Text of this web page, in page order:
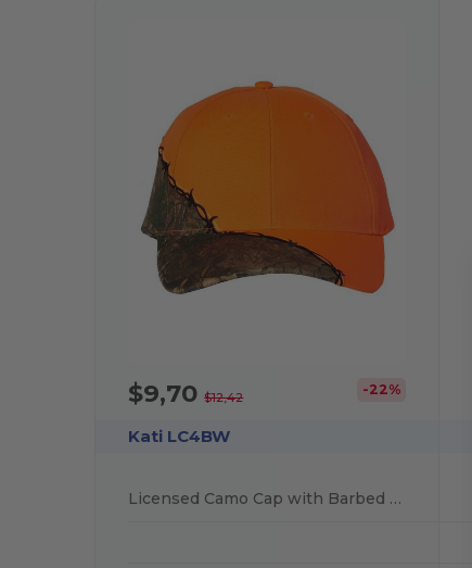
$9,70$12,42 -22%
Kati LC4BW
Licensed Camo Cap with Barbed Wire Embroidery